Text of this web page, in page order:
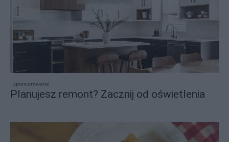
sponsorowane
Planujesz remont? Zacznij od oświetlenia